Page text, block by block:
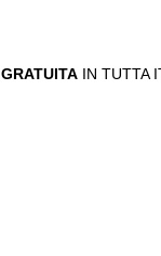
GRATUITAIN TUTTA